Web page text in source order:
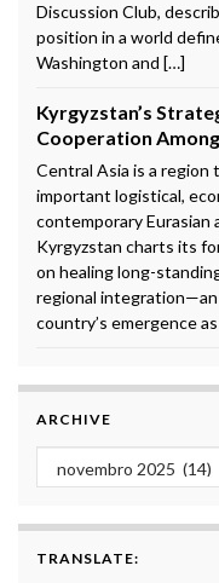
Discussion Club,
position in a world
Washington and […]
Kyrgyzstan’s
Cooperation
Central Asia is a region
important logistical,
contemporary Eurasian
Kyrgyzstan charts its
on healing long-
regional
country’s emergence
ARCHIVE
TRANSLATE: